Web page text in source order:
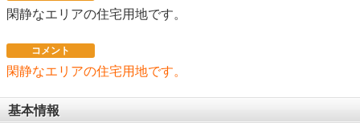
閑静なエリアの住宅用地です。
コメント
閑静なエリアの住宅用地です。
基本情報